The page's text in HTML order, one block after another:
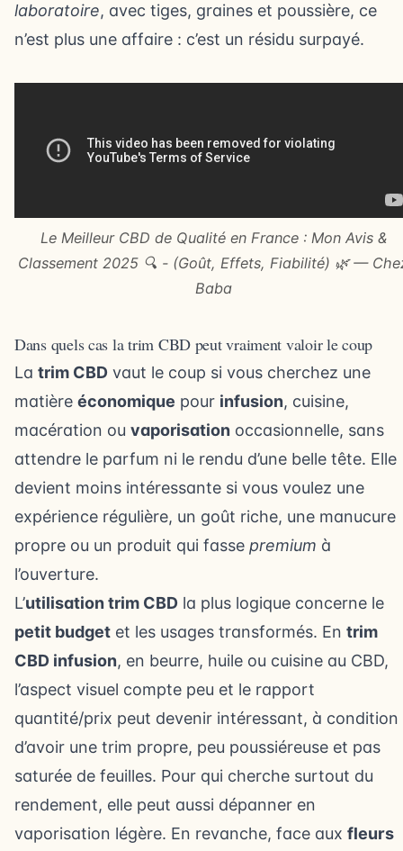
laboratoire, avec tiges, graines et poussière, ce
n’est plus une affaire : c’est un résidu surpayé.
Le Meilleur CBD de Qualité en France : Mon Avis &
Classement 2025 🔍 - (Goût, Effets, Fiabilité) 🌿 —
Baba
Dans quels cas la trim CBD peut vraiment valoir le coup
La trim CBD vaut le coup si vous cherchez une
matière économique pour infusion, cuisine,
macération ou vaporisation occasionnelle, sans
attendre le parfum ni le rendu d’une belle tête. Elle
devient moins intéressante si vous voulez une
expérience régulière, un goût riche, une manucure
propre ou un produit qui fasse premium à
l’ouverture.
L’utilisation trim CBD la plus logique concerne le
petit budget et les usages transformés. En trim
CBD infusion, en beurre, huile ou cuisine au CBD,
l’aspect visuel compte peu et le rapport
quantité/prix peut devenir intéressant, à condition
d’avoir une trim propre, peu poussiéreuse et pas
saturée de feuilles. Pour qui cherche surtout du
rendement, elle peut aussi dépanner en
vaporisation légère. En revanche, face aux fleurs